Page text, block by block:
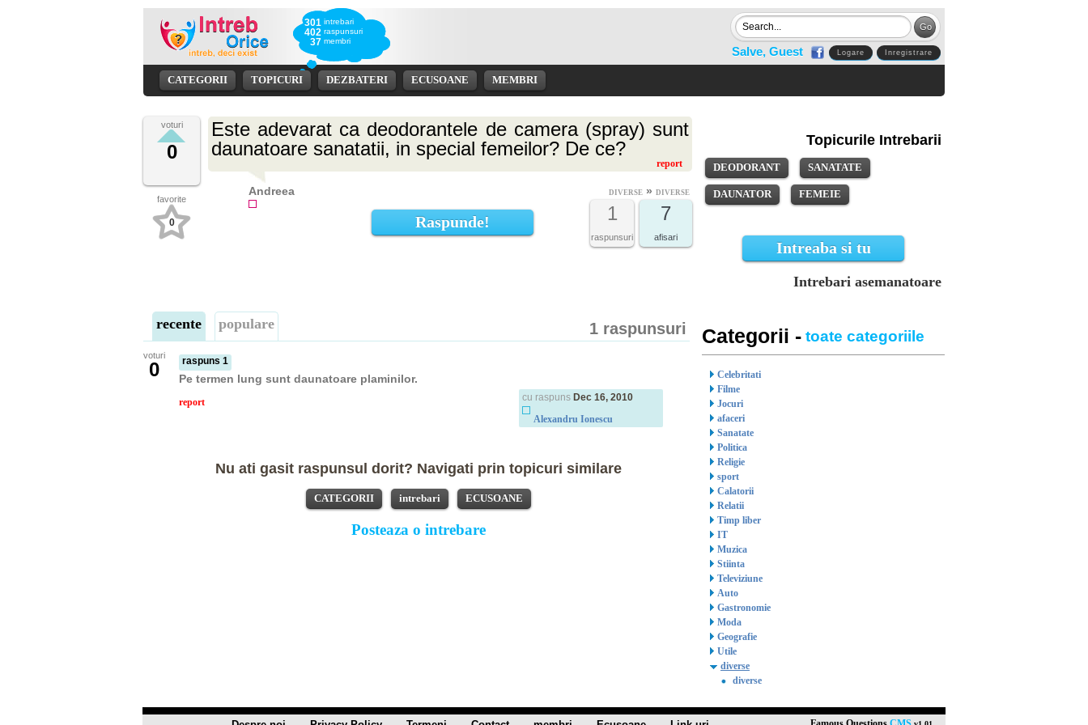
301
402
37
intrebari
raspunsuri
membri
Salve, Guest Logare Inregistrare
CATEGORII TOPICURI DEZBATERI ECUSOANE MEMBRI
voturi
0
favorite
0
Este adevarat ca deodorantele de camera (spray) sunt
daunatoare sanatatii, in special femeilor? De ce?
report
Andreea DIVERSE » DIVERSE
7
afisari
1
raspunsuri
Raspunde!
1 raspunsuri
recente populare
voturi
0 raspuns 1
Pe termen lung sunt daunatoare plaminilor.
report cu raspuns Dec 16, 2010
Alexandru Ionescu
Nu ati gasit raspunsul dorit? Navigati prin topicuri similare
CATEGORII intrebari ECUSOANE
Posteaza o intrebare
Topicurile Intrebarii
DEODORANT SANATATE
DAUNATOR FEMEIE
Intreaba si tu
Intrebari asemanatoare
Categorii - toate categoriile
Celebritati
Filme
Jocuri
afaceri
Sanatate
Politica
Religie
sport
Calatorii
Relatii
Timp liber
IT
Muzica
Stiinta
Televiziune
Auto
Gastronomie
Moda
Geografie
Utile
diverse
diverse